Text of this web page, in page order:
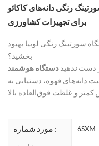
رنگی دانه‌های کاکائو
برای تجهیزات کشاورزی
سورتینگ رنگی لوبیا بهبود
بخشید؟
دست ندهید دستگاه هوشمند
دانه‌های قهوه، دستیابی به
مورد شماره :